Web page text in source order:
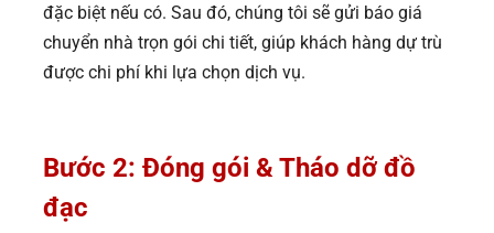
đặc biệt nếu có. Sau đó, chúng tôi sẽ gửi báo giá
chuyển nhà trọn gói chi tiết, giúp khách hàng dự trù
được chi phí khi lựa chọn dịch vụ.
Bước 2: Đóng gói & Tháo dỡ đồ
đạc